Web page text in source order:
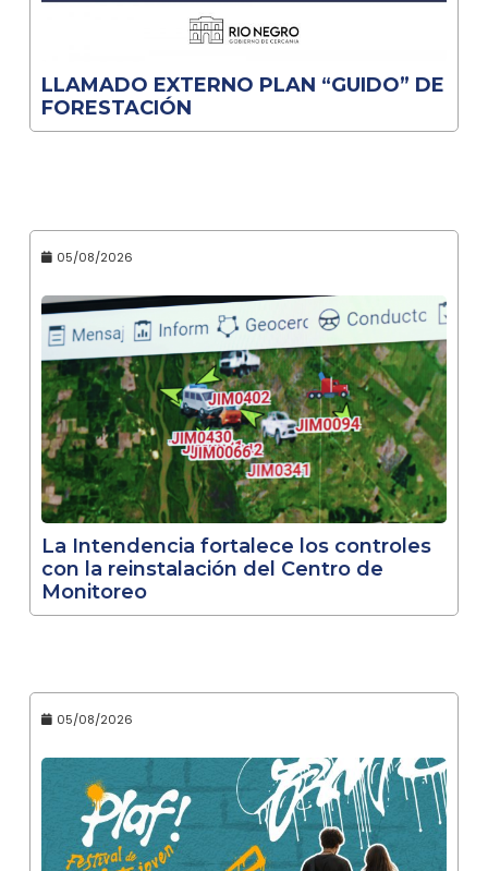
LLAMADO EXTERNO PLAN “GUIDO” DE
FORESTACIÓN
05/08/2026
La Intendencia fortalece los controles
con la reinstalación del Centro de
Monitoreo
05/08/2026